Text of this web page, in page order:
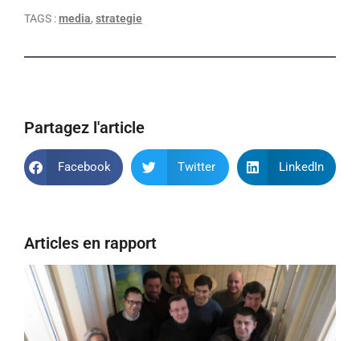
TAGS :media, strategie
Partagez l'article
Facebook Twitter LinkedIn
Articles en rapport